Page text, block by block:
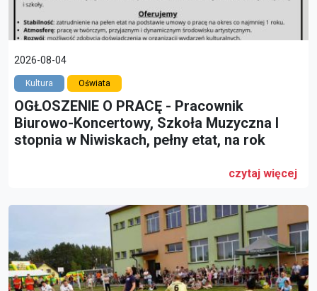
2026-08-04
Kultura Oświata
OGŁOSZENIE O PRACĘ - Pracownik
Biurowo-Koncertowy, Szkoła Muzyczna I
stopnia w Niwiskach, pełny etat, na rok
czytaj więcej
link do artykułu: